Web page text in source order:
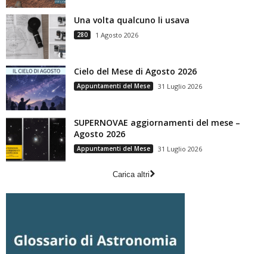
Una volta qualcuno li usava
280 1 Agosto 2026
Cielo del Mese di Agosto 2026
Appuntamenti del Mese 31 Luglio 2026
SUPERNOVAE aggiornamenti del mese –
Agosto 2026
Appuntamenti del Mese 31 Luglio 2026
Carica altri